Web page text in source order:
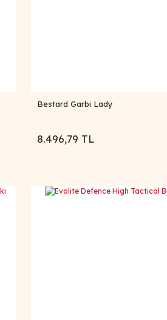
Bestard Garbi Lady
8.496,79 TL